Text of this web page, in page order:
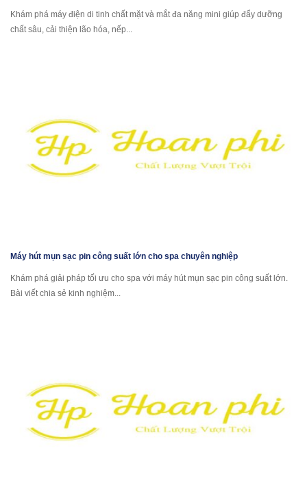
Khám phá máy điện di tinh chất mặt và mắt đa năng mini giúp đẩy dưỡng
chất sâu, cải thiện lão hóa, nếp...
Máy hút mụn sạc pin công suất lớn cho spa chuyên nghiệp
Khám phá giải pháp tối ưu cho spa với máy hút mụn sạc pin công suất lớn.
Bài viết chia sẻ kinh nghiệm...